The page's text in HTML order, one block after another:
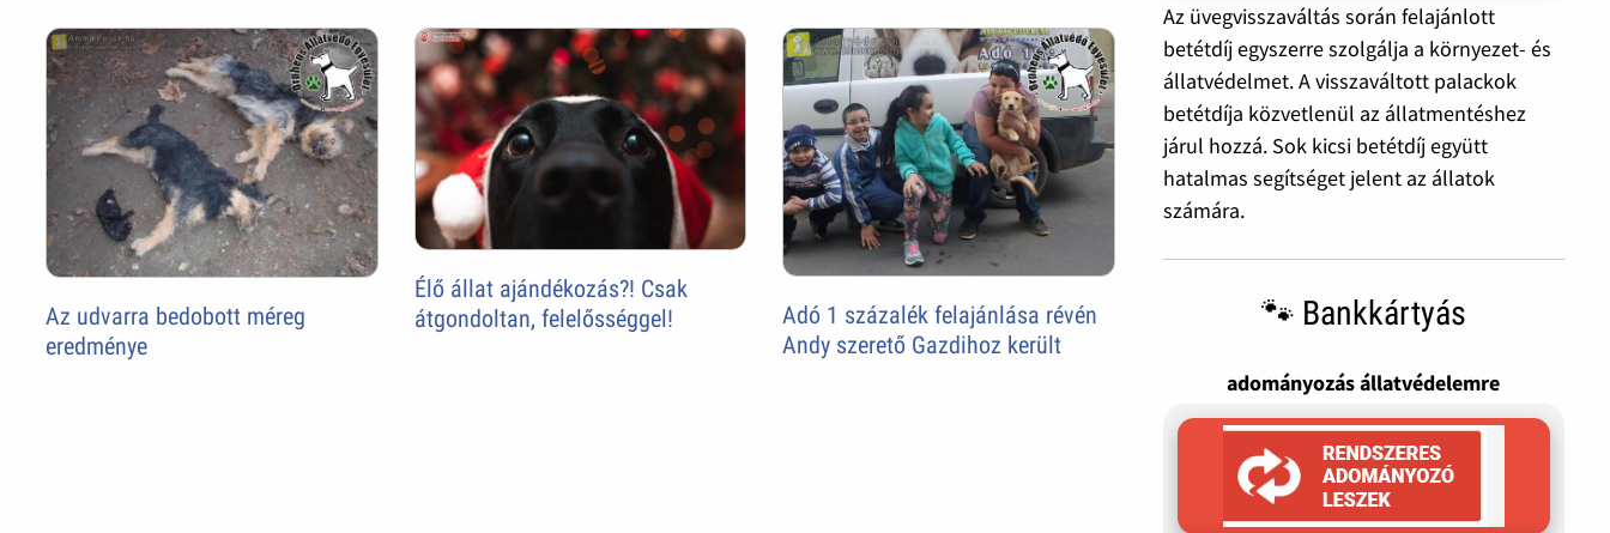
Az udvarra bedobott méreg
eredménye
Élő állat ajándékozás?! Csak
átgondoltan, felelősséggel!
Adó 1 százalék felajánlása révén
Andy szerető Gazdihoz került
Az üvegvisszaváltás során felajánlott
betétdíj egyszerre szolgálja a környezet- és
állatvédelmet. A visszaváltott palackok
betétdíja közvetlenül az állatmentéshez
járul hozzá. Sok kicsi betétdíj együtt
hatalmas segítséget jelent az állatok
számára.
🐾 Bankkártyás
adományozás állatvédelemre